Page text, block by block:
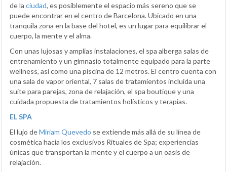
de la ciudad, es posiblemente el espacio más sereno que se
puede encontrar en el centro de Barcelona. Ubicado en una
tranquila zona en la base del hotel, es un lugar para equilibrar el
cuerpo, la mente y el alma.
Con unas lujosas y amplias instalaciones, el spa alberga salas de
entrenamiento y un gimnasio totalmente equipado para la parte
wellness, así como una piscina de 12 metros. El centro cuenta con
una sala de vapor oriental, 7 salas de tratamientos incluida una
suite para parejas, zona de relajación, el spa boutique y una
cuidada propuesta de tratamientos holísticos y terapias.
EL SPA
El lujo deMiriam Quevedo se extiende más allá de su línea de
cosmética hacia los exclusivos Rituales de Spa; experiencias
únicas que transportan la mente y el cuerpo a un oasis de
relajación.